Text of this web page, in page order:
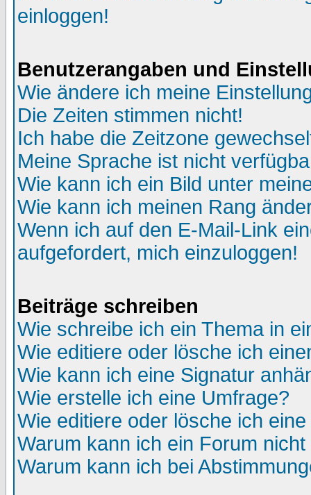
einloggen!
Benutzerangaben und
Wie ändere ich meine
Die Zeiten stimmen nicht!
Ich habe die Zeitzone
Meine Sprache ist nicht
Wie kann ich ein Bild unter
Wie kann ich meinen Rang
Wenn ich auf den E-Mail-Link
aufgefordert, mich einzuloggen!
Beiträge schreiben
Wie schreibe ich ein Thema in
Wie editiere oder lösche ich
Wie kann ich eine Signatur
Wie erstelle ich eine Umfrage?
Wie editiere oder lösche ich
Warum kann ich ein Forum
Warum kann ich bei